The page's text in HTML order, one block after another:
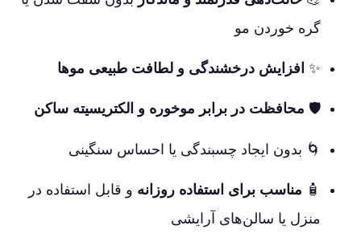
گره خوردن مو
✨ افزایش درخشندگی و لطافت طبیعی موها
🛡️ محافظت در برابر موخوره و الکتریسیته ساکن
🌀 بدون ایجاد چسبندگی یا احساس سنگینی
🧴 مناسب برای استفاده روزانه و قابل استفاده در
منزل یا سالن‌های آرایشی